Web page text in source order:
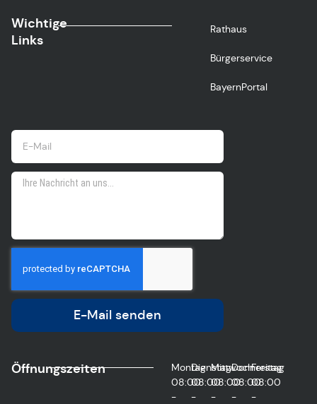
Wichtige
Links
Rathaus
Bürgerservice
BayernPortal
E-Mail senden
Öffnungszeiten
Montag
08:00
-
Dienstag
08:00
-
Mittwoch
08:00
-
Donnerstag
08:00
-
Freitag
08:00
-